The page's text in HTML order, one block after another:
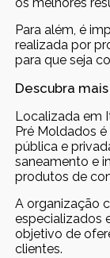
Para além, é
realizada por
para que seja
Descubra
Localizada em
Pré Moldados
pública e
saneamento e
produtos de
A organização
especializados
objetivo de
clientes.